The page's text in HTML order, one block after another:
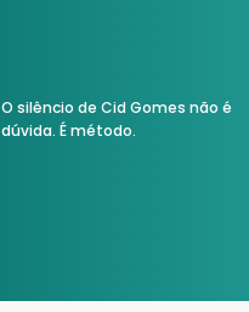
O silêncio de Cid Gomes não é
dúvida. É método.